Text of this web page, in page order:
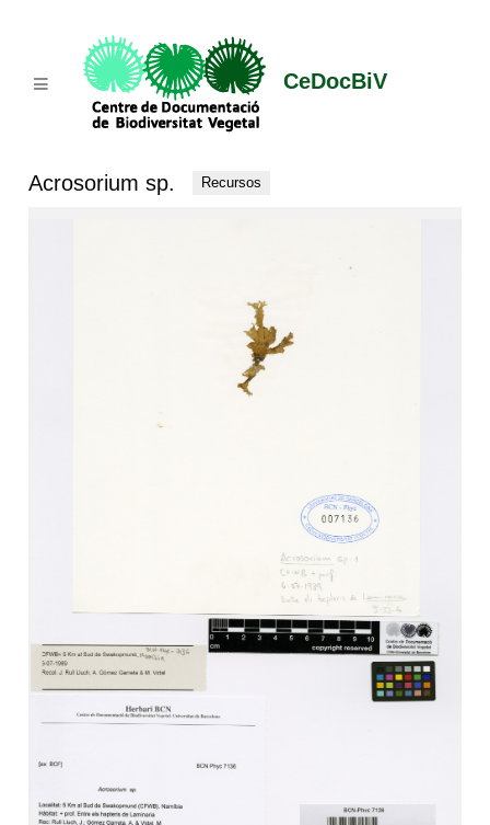
CeDocBiV
Acrosorium sp. Recursos